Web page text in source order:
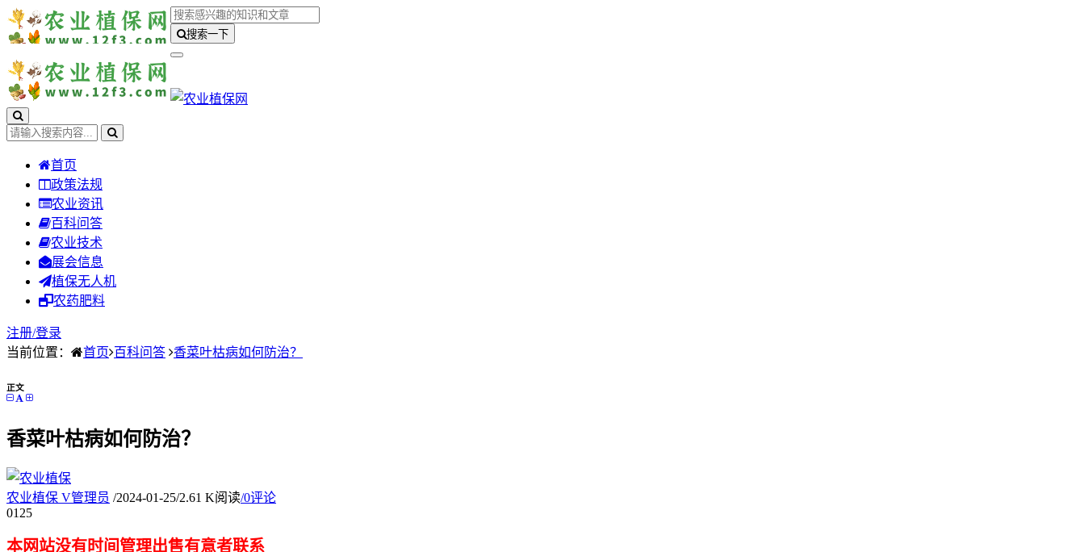
搜索一下
首页
政策法规
农业资讯
百科问答
农业技术
展会信息
植保无人机
农药肥料
注册/登录
当前位置：
首页 百科问答 香菜叶枯病如何防治？
正文
香菜叶枯病如何防治？
农业植保 V管理员 /2024-01-25/2.61 K阅读/0评论
01 25
本网站没有时间管理出售有意者联系